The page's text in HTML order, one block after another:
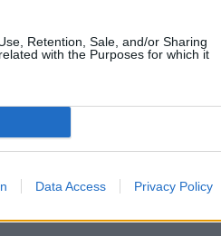
Retention, Sale, and/or Sharing
with the Purposes for which it
Data Access Privacy Policy